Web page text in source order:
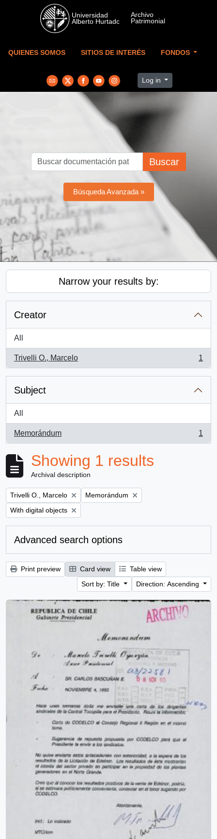
Skip to main content
QUIENES SOMOS SITIOS DE INTERÉS FONDOS
Log in
Buscar
Búsqueda Avanzada »
Narrow your results by:
Creator
All
Trivelli O., Marcelo
, 1 results
1
Subject
All
Memorándum
, 1 results
1
Showing 1 results
Archival description
Remove filter:
Trivelli O., Marcelo Remove filter:
Memorándum
Remove filter:
With digital objects
Advanced search options
Print preview Card view
Table view
Sort by: Title
Direction: Ascending